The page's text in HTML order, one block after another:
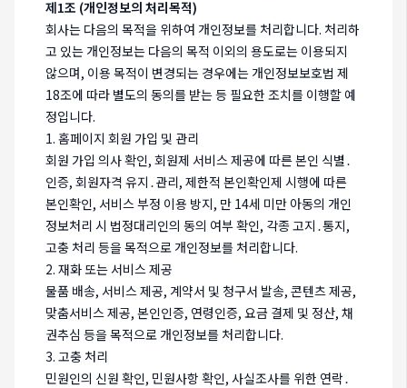
제1조 (개인정보의 처리목적)
회사는 다음의 목적을 위하여 개인정보를 처리합니다. 처리하
고 있는 개인정보는 다음의 목적 이외의 용도로는 이용되지
않으며, 이용 목적이 변경되는 경우에는 개인정보보호법 제
18조에 따라 별도의 동의를 받는 등 필요한 조치를 이행할 예
정입니다.
1. 홈페이지 회원 가입 및 관리
회원 가입 의사 확인, 회원제 서비스 제공에 따른 본인 식별․
인증, 회원자격 유지․관리, 제한적 본인확인제 시행에 따른
본인확인, 서비스 부정 이용 방지, 만 14세 미만 아동의 개인
정보처리 시 법정대리인의 동의 여부 확인, 각종 고지․통지,
고충 처리 등을 목적으로 개인정보를 처리합니다.
2. 재화 또는 서비스 제공
물품 배송, 서비스 제공, 계약서 및 청구서 발송, 콘텐츠 제공,
맞춤서비스 제공, 본인인증, 연령인증, 요금 결제 및 정산, 채
권추심 등을 목적으로 개인정보를 처리합니다.
3. 고충 처리
민원인의 신원 확인, 민원사항 확인, 사실조사를 위한 연락․